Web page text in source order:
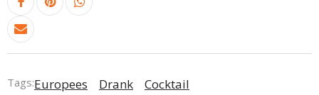
Tags:Europees Drank Cocktail